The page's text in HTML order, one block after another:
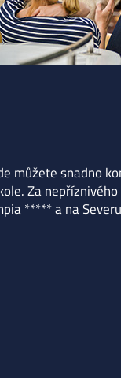
můžete snadno
Za
***** a na